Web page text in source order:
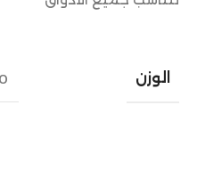
الوزن 50